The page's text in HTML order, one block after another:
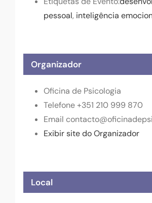
pessoal, inteligência
Organizador
Oficina de Psicologia
Telefone+351 210 999 870
Email
Exibir site do Organizador
Local